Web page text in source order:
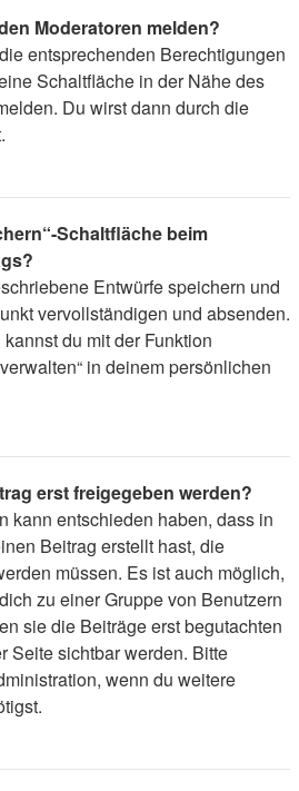
Moderatoren melden?
entsprechenden Berechtigungen
Schaltfläche in der Nähe des
Du wirst dann durch die
Schaltfläche beim
Entwürfe speichern und
vervollständigen und absenden.
du mit der Funktion
in deinem persönlichen
erst freigegeben werden?
kann entschieden haben, dass in
Beitrag erstellt hast, die
müssen. Es ist auch möglich,
zu einer Gruppe von Benutzern
sie die Beiträge erst begutachten
Seite sichtbar werden. Bitte
wenn du weitere